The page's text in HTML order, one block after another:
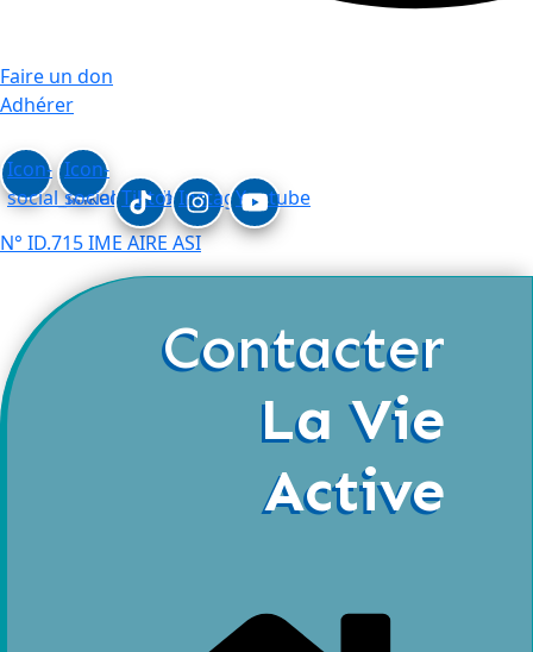
Faire un don
Adhérer
Icon-
social_linkedin
Icon-
social_facebook
TiktokInstagramYoutube
N° ID.715 IME AIRE ASI
Contacter
La Vie
Active